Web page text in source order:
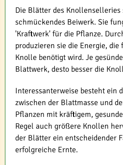
Die Blätter des
schmückendes Beiwerk. Sie
'Kraftwerk' für die Pflanze.
produzieren sie die Energie, die
Knolle benötigt wird. Je
Blattwerk, desto besser die
Interessanterweise besteht ein
zwischen der Blattmasse und
Pflanzen mit kräftigem,
Regel auch größere Knollen
der Blätter ein entscheidender
erfolgreiche Ernte.